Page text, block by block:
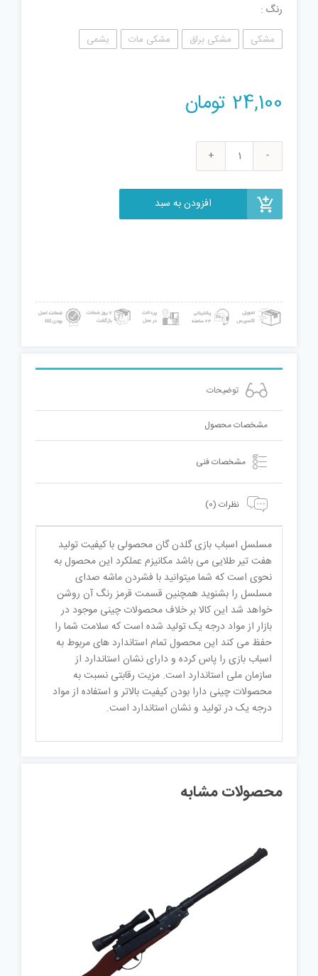
رنگ
مشکی مشکی براق مشکی مات یشمی
24,100 تومان
تفنگ
افزودن به سبد
توضیحات
مشخصات محصول
مشخصات فنی
نظرات (0)
مسلسل اسباب بازی گلدن گان محصولی با کیفیت تولید
هفت تیر طلایی می باشد مکانیزم عملکرد این محصول به
نحوی است که شما میتوانید با فشردن ماشه صدای
مسلسل را بشنوید همچنین قسمت قرمز رنگ آن روشن
خواهد شد این کالا بر خلاف محصولات چینی موجود در
بازار از مواد درجه یک تولید شده است که سلامت شما را
حفظ می کند این محصول تمام استاندارد های مربوط به
اسباب بازی را پاس کرده و دارای نشان استاندارد از
سازمان ملی استاندارد است. مزیت رقابتی نسبت به
محصولات چینی دارا بودن کیفیت بالاتر و استفاده از مواد
درجه یک در تولید و نشان استاندارد است.
محصولات مشابه